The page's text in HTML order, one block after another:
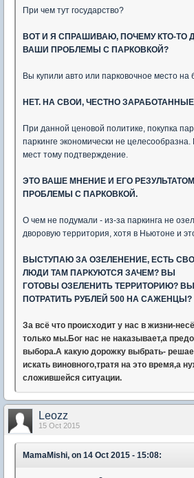
При чем тут государство?
ВОТ И Я СПРАШИВАЮ, ПОЧЕМУ КТО-ТО
ВАШИ ПРОБЛЕМЫ С ПАРКОВКОЙ?
Вы купили авто или парковочное место
НЕТ. НА СВОИ, ЧЕСТНО ЗАРАБОТАННЫЕ
При данной ценовой политике, покупка
паркинге экономически не
мест тому подтверждение.
ЭТО ВАШЕ МНЕНИЕ И ЕГО
ПРОБЛЕМЫ С ПАРКОВКОЙ.
О чем не подумали - из-за паркинга не
дворовую территория, хотя в Ньютоне и
ВЫСТУПАЮ ЗА ОЗЕЛЕНЕНИЕ, ЕСТЬ
ЛЮДИ ТАМ ПАРКУЮТСЯ ЗАЧЕМ? ВЫ
ГОТОВЫ ОЗЕЛЕНИТЬ ТЕРРИТОРИЮ?
ПОТРАТИТЬ РУБЛЕЙ 500 НА САЖЕНЦЫ?
За всё что происходит у нас в жизни-
только мы.Бог нас не наказывает,а
выбора.А какую дорожку выбрать-
искать виновного,тратя на это время,а
сложившейся ситуации.
Leozz
15 Oct 2015
MamaMishi, on 14 Oct 2015 - 15:08: